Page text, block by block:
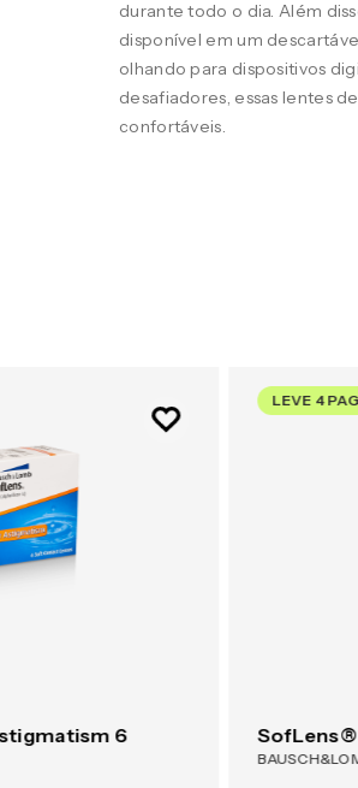
durante todo o dia. Além
disponível em um
olhando para dispositivos
desafiadores, essas lentes
confortáveis.
6
LEVE 4